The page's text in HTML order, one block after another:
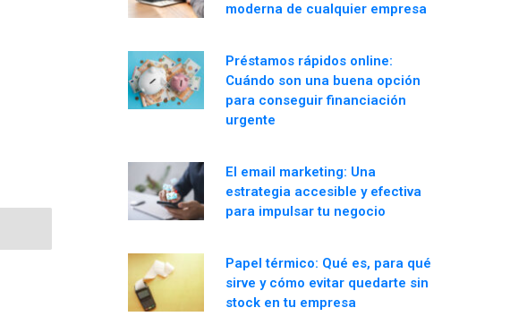
moderna de cualquier empresa
Préstamos rápidos online:
Cuándo son una buena opción
para conseguir financiación
urgente
El email marketing: Una
estrategia accesible y efectiva
para impulsar tu negocio
Papel térmico: Qué es, para qué
sirve y cómo evitar quedarte sin
stock en tu empresa